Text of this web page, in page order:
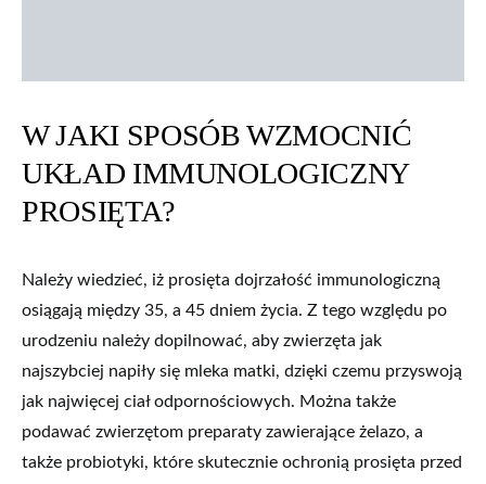
W JAKI SPOSÓB WZMOCNIĆ
UKŁAD IMMUNOLOGICZNY
PROSIĘTA?
Należy wiedzieć, iż prosięta dojrzałość immunologiczną
osiągają między 35, a 45 dniem życia. Z tego względu po
urodzeniu należy dopilnować, aby zwierzęta jak
najszybciej napiły się mleka matki, dzięki czemu przyswoją
jak najwięcej ciał odpornościowych. Można także
podawać zwierzętom preparaty zawierające żelazo, a
także probiotyki, które skutecznie ochronią prosięta przed